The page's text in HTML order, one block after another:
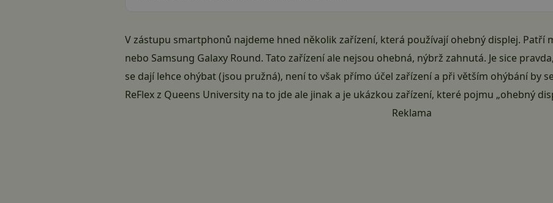
V zástupu smartphonů najdeme hned několik zařízení, která používají ohebný displej. Patří
nebo Samsung Galaxy Round. Tato zařízení ale nejsou ohebná, nýbrž zahnutá. Je sice
se dají lehce ohýbat (jsou pružná), není to však přímo účel zařízení a při větším ohýbání by
ReFlex z Queens University na to jde ale jinak a je ukázkou zařízení, které pojmu „ohebný
Reklama